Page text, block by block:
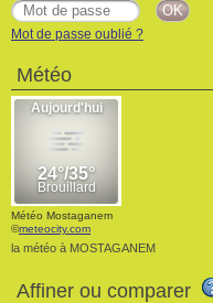
Mot de passe oublié ?
Météo
Météo Mostaganem
©meteocity.com
la météo à MOSTAGANEM
Affiner ou comparer